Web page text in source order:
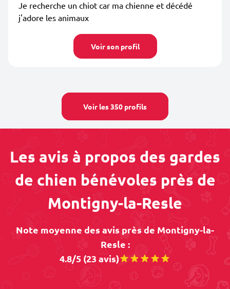
Je recherche un chiot car ma chienne et décédé
j'adore les animaux
Voir son profil
Voir les 350 profils
Les avis à propos des gardes
de chien bénévoles près de
Montigny-la-Resle
Note moyenne des avis près de Montigny-la-
Resle :
4.8/5 (23 avis)